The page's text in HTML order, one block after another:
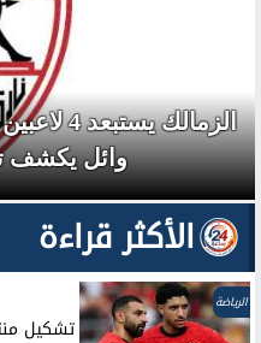
الزمالك
وائل يكشف
الأكثر قراءة
الرياضة
تشكيل